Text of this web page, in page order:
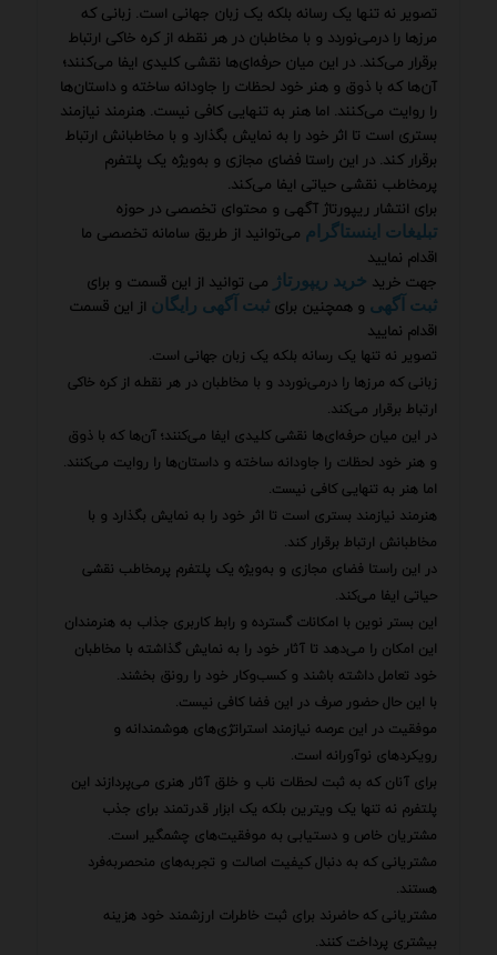
تصویر نه تنها یک رسانه بلکه یک زبان جهانی است. زبانی که
مرزها را درمی‌نوردد و با مخاطبان در هر نقطه از کره خاکی ارتباط
برقرار می‌کند. در این میان حرفه‌ای‌ها نقشی کلیدی ایفا می‌کنند؛
آن‌ها که با ذوق و هنر خود لحظات را جاودانه ساخته و داستان‌ها
را روایت می‌کنند. اما هنر به تنهایی کافی نیست. هنرمند نیازمند
بستری است تا اثر خود را به نمایش بگذارد و با مخاطبانش ارتباط
برقرار کند. در این راستا فضای مجازی و به‌ویژه یک پلتفرم
پرمخاطب نقشی حیاتی ایفا می‌کند.
برای انتشار ریپورتاژ آگهی و محتوای تخصصی در حوزه
تبلیغات اینستاگرام می‌توانید از طریق سامانه تخصصی ما
اقدام نمایید
جهت خرید خرید ریپورتاژ می توانید از این قسمت و برای
ثبت آگهی و همچنین برای ثبت آگهی رایگان از این قسمت
اقدام نمایید
تصویر نه تنها یک رسانه بلکه یک زبان جهانی است.
زبانی که مرزها را درمی‌نوردد و با مخاطبان در هر نقطه از کره خاکی
ارتباط برقرار می‌کند.
در این میان حرفه‌ای‌ها نقشی کلیدی ایفا می‌کنند؛ آن‌ها که با ذوق
و هنر خود لحظات را جاودانه ساخته و داستان‌ها را روایت می‌کنند.
اما هنر به تنهایی کافی نیست.
هنرمند نیازمند بستری است تا اثر خود را به نمایش بگذارد و با
مخاطبانش ارتباط برقرار کند.
در این راستا فضای مجازی و به‌ویژه یک پلتفرم پرمخاطب نقشی
حیاتی ایفا می‌کند.
این بستر نوین با امکانات گسترده و رابط کاربری جذاب به هنرمندان
این امکان را می‌دهد تا آثار خود را به نمایش گذاشته با مخاطبان
خود تعامل داشته باشند و کسب‌وکار خود را رونق بخشند.
با این حال حضور صرف در این فضا کافی نیست.
موفقیت در این عرصه نیازمند استراتژی‌های هوشمندانه و
رویکردهای نوآورانه است.
برای آنان که به ثبت لحظات ناب و خلق آثار هنری می‌پردازند این
پلتفرم نه تنها یک ویترین بلکه یک ابزار قدرتمند برای جذب
مشتریان خاص و دستیابی به موفقیت‌های چشمگیر است.
مشتریانی که به دنبال کیفیت اصالت و تجربه‌های منحصربه‌فرد
هستند.
مشتریانی که حاضرند برای ثبت خاطرات ارزشمند خود هزینه
بیشتری پرداخت کنند.